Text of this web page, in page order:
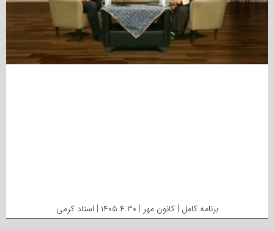
برنامه کامل | کانون مهر | ۱۴۰۵.۴.۳۰ | استاد کرمی